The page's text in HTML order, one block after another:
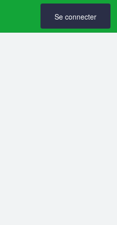
Se connecter